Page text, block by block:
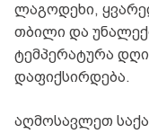
ლაგოდეხი,
თბილი და
ტემპერატურა
დაფიქსირდება.
აღმოსავლეთ